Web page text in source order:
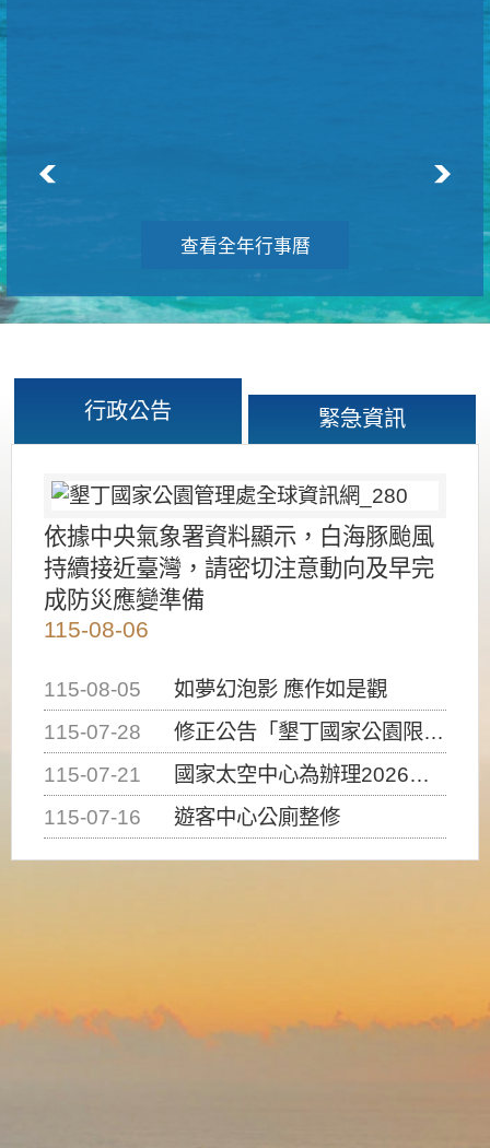
查看全年行事曆
行政公告 緊急資訊
依據中央氣象署資料顯示，白海豚颱風
持續接近臺灣，請密切注意動向及早完
成防災應變準備
115-08-06
115-08-05
如夢幻泡影 應作如是觀
115-07-28
修正公告「墾丁國家公園限制水域遊憩活動之種類、範圍、時間及行為」，自即日生效。
115-07-21
國家太空中心為辦理2026台灣盃火箭競賽，陸、海、空域警戒及協調相關事宜，因颱風備案事宜
115-07-16
遊客中心公廁整修